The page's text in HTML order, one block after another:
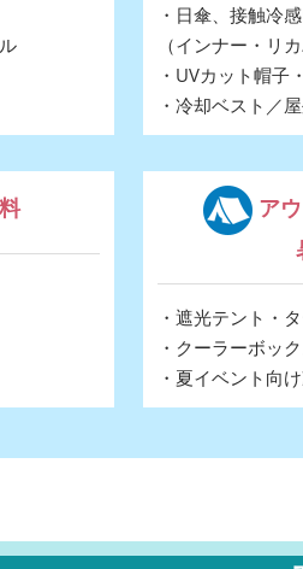
・日傘、接触冷
（インナー・リ
・UVカット帽子
・冷却ベスト／
アウ
・遮光テント・
・クーラーボッ
・夏イベント向